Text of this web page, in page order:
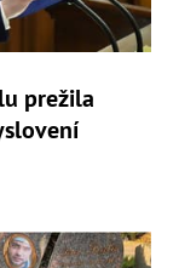
prežila